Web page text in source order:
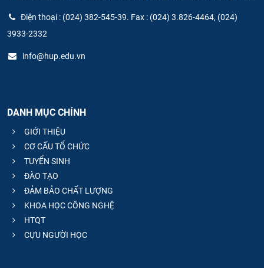
Điện thoại : (024) 382-545-39. Fax : (024) 3.826-4464, (024)
3933-2332
info@hup.edu.vn
DANH MỤC CHÍNH
GIỚI THIỆU
CƠ CẤU TỔ CHỨC
TUYỂN SINH
ĐÀO TẠO
ĐẢM BẢO CHẤT LƯỢNG
KHOA HỌC CÔNG NGHỆ
HTQT
CỰU NGƯỜI HỌC